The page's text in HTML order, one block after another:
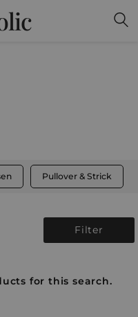
Pullover & Strick
Filter
for this search.